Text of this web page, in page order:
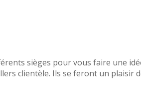
sièges pour vous faire une
clientèle. Ils se feront un plaisir